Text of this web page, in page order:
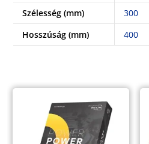
Szélesség (mm)
300
Hosszúság (mm)
400